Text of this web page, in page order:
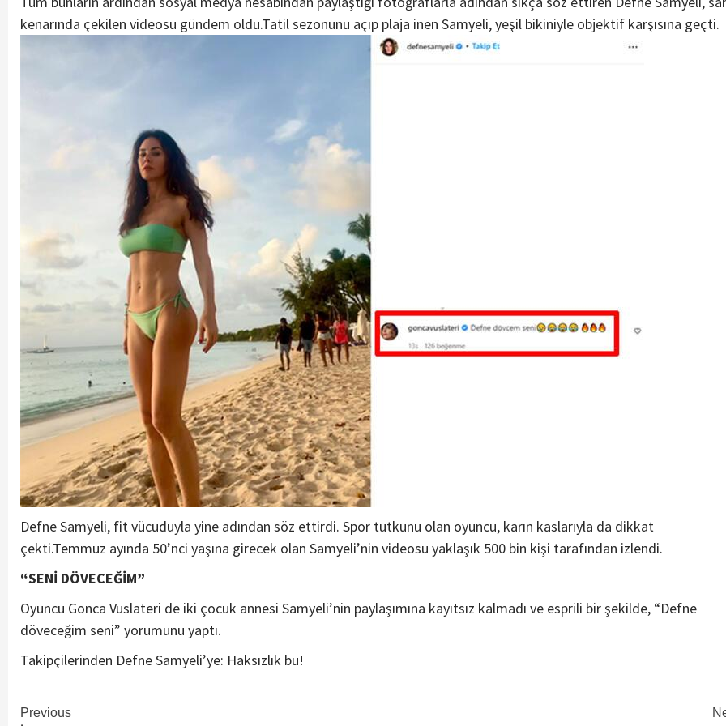
kenarında çekilen videosu gündem oldu.Tatil sezonunu açıp plaja inen Samyeli, yeşil bikiniyle objektif karşısına geçti.
Defne Samyeli, fit vücuduyla yine adından söz ettirdi. Spor tutkunu olan oyuncu, karın kaslarıyla da dikkat
çekti.Temmuz ayında 50’nci yaşına girecek olan Samyeli’nin videosu yaklaşık 500 bin kişi tarafından izlendi.
“SENİ DÖVECEĞİM”
Oyuncu Gonca Vuslateri de iki çocuk annesi Samyeli’nin paylaşımına kayıtsız kalmadı ve esprili bir şekilde, “Defne
döveceğim seni” yorumunu yaptı.
Takipçilerinden Defne Samyeli’ye: Haksızlık bu!
Continue
Previous